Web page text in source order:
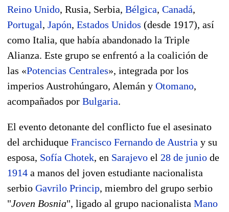
Reino Unido, Rusia, Serbia, Bélgica, Canadá,
Portugal, Japón, Estados Unidos (desde 1917), así
como Italia, que había abandonado la Triple
Alianza. Este grupo se enfrentó a la coalición de
las «Potencias Centrales», integrada por los
imperios Austrohúngaro, Alemán y Otomano,
acompañados por Bulgaria.
El evento detonante del conflicto fue el asesinato
del archiduque Francisco Fernando de Austria y su
esposa, Sofía Chotek, en Sarajevo el 28 de junio de
1914 a manos del joven estudiante nacionalista
serbio Gavrilo Princip, miembro del grupo serbio
"Joven Bosnia", ligado al grupo nacionalista Mano